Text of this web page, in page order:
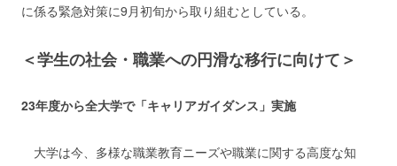
に係る緊急対策に9月初旬から取り組むとしている。
＜学生の社会・職業への円滑な移行に向けて＞
23年度から全大学で「キャリアガイダンス」実施
大学は今、多様な職業教育ニーズや職業に関する高度な知